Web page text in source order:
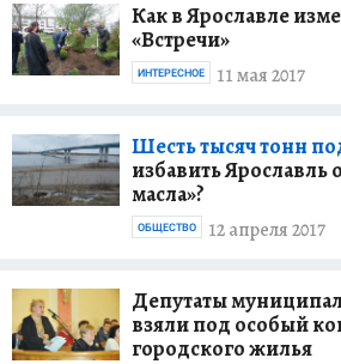
Как в Ярославле
«Встречи»
11 мая 2017
ИНТЕРЕСНОЕ
Шесть тысяч тонн
избавить Ярославль
масла»?
12 апреля 2017
ОБЩЕСТВО
Депутаты
взяли под особый
городского жилья